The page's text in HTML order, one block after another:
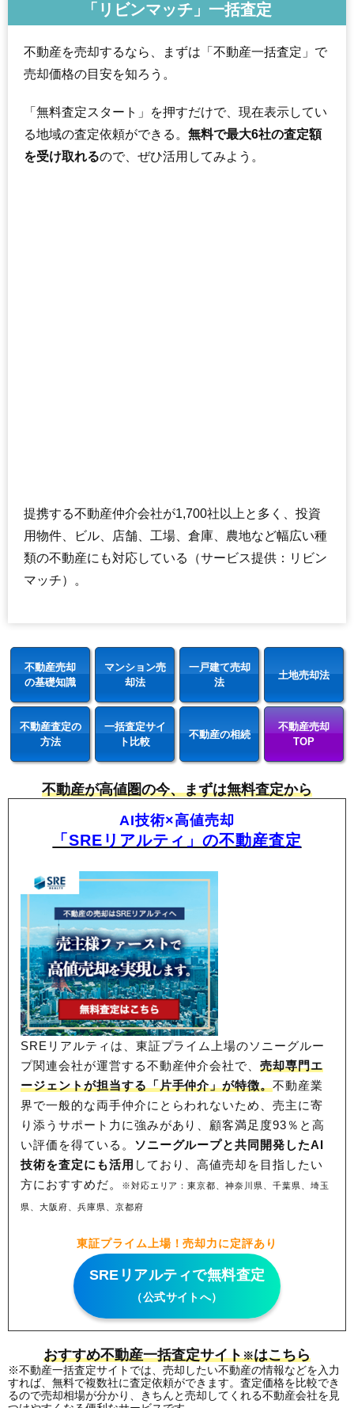
「リビンマッチ」一括査定
不動産を売却するなら、まずは「不動産一括査定」で
売却価格の目安を知ろう。
「無料査定スタート」を押すだけで、現在表示してい
る地域の査定依頼ができる。 無料で最大6社の査定額
を受け取れるので、ぜひ活用してみよう。
提携する不動産仲介会社が1,700社以上と多く、投資
用物件、ビル、店舗、工場、倉庫、農地など幅広い種
類の不動産にも対応している（サービス提供：リビン
マッチ）。
不動産売却
の基礎知識
マンション売
却法
一戸建て売却
法
土地売却法
不動産査定の
方法
一括査定サイ
ト比較
不動産の相続
不動産売却
TOP
不動産が高値圏の今、まずは無料査定から
AI技術×高値売却
「SREリアルティ」の不動産査定
SREリアルティは、東証プライム上場のソニーグルー
プ関連会社が運営する不動産仲介会社で、売却専門エ
ージェントが担当する「片手仲介」が特徴。不動産業
界で一般的な両手仲介にとらわれないため、売主に寄
り添うサポート力に強みがあり、顧客満足度93％と高
い評価を得ている。 ソニーグループと共同開発したAI
技術を査定にも活用 しており、高値売却を目指したい
方におすすめだ。
※対応エリア：東京都、神奈川県、千葉県、埼玉
県、大阪府、兵庫県、京都府
東証プライム上場！売却力に定評あり
SREリアルティで無料査定
（公式サイトへ）
おすすめ不動産一括査定サイト※はこちら
※不動産一括査定サイトでは、売却したい不動産の情報などを入力
すれば、無料で複数社に査定依頼ができます。査定価格を比較でき
るので売却相場が分かり、きちんと売却してくれる不動産会社を見